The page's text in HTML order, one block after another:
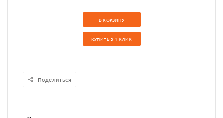
В КОРЗИНУ
КУПИТЬ В 1 КЛИК
Поделиться